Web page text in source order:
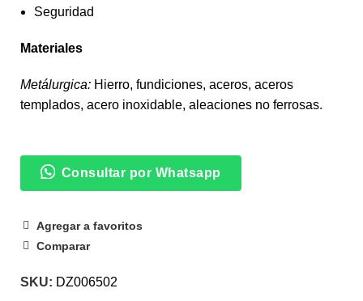
Seguridad
Materiales
Metálurgica: Hierro, fundiciones, aceros, aceros
templados, acero inoxidable, aleaciones no ferrosas.
Consultar por Whatsapp
Agregar a favoritos
Comparar
SKU: DZ006502